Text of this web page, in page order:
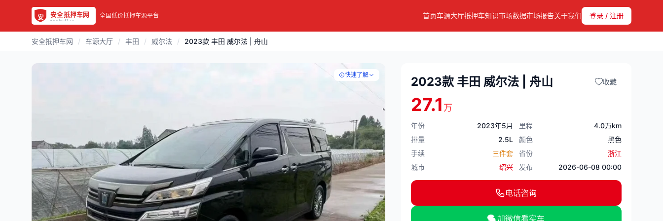
全国低价抵押车源平台 首页车源大厅抵押车知识市场数据市场报告关于我们 登录 / 注册
安全抵押车网 / 车源大厅 / 丰田 / 威尔法 / 2023款 丰田 威尔法 | 舟山
快速了解 2023款 丰田 威尔法 | 舟山 收藏
27.1 万
年份 2023年5月 里程
4.0万km
排量
2.5L 颜色
黑色
手续
三件套 省份
浙江
城市
绍兴 发布 2026-06-08 00:00
电话咨询
加微信看实车